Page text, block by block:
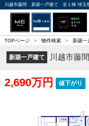
TOPページ > 物件検索 > 新築一
新築一戸建て 川越市藤
2,690万円 値下がり